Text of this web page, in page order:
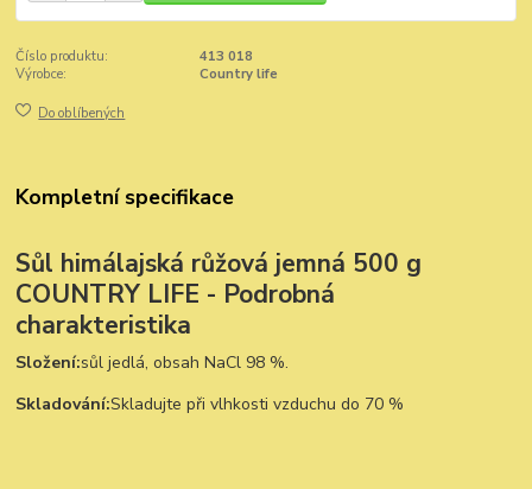
Číslo produktu:
413 018
Výrobce:
Country life
Do oblíbených
Kompletní specifikace
Sůl himálajská růžová jemná 500 g
COUNTRY LIFE - Podrobná
charakteristika
Složení:sůl jedlá, obsah NaCl 98 %.
Skladování:Skladujte při vlhkosti vzduchu do 70 %